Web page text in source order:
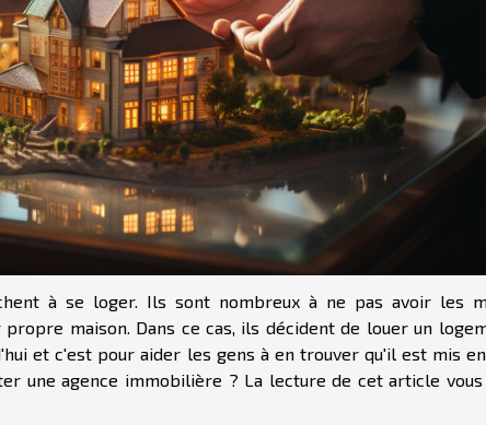
à se loger. Ils sont nombreux à ne pas avoir les
maison. Dans ce cas, ils décident de louer un
et c'est pour aider les gens à en trouver qu'il est mis
une agence immobilière ? La lecture de cet article